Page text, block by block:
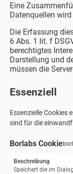
Eine
Datenquellen
Die Erfassung
6 Abs. 1 lit. f
berechtigtes
Darstellung und
müssen die
Essenziell
Essenzielle Cookies
sind für die
Borlabs Cookie
Beschreibung
Speichert die im